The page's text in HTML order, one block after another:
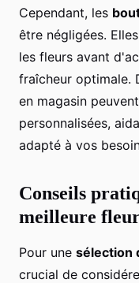
Cependant, les
être négligées.
les fleurs avant
fraîcheur optimale.
en magasin
personnalisées,
adapté à vos
Conseils
meilleure
Pour une sélection
crucial de